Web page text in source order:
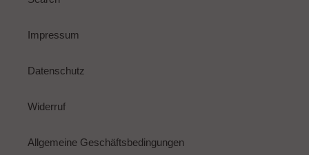
Impressum
Datenschutz
Widerruf
Allgemeine Geschäftsbedingungen